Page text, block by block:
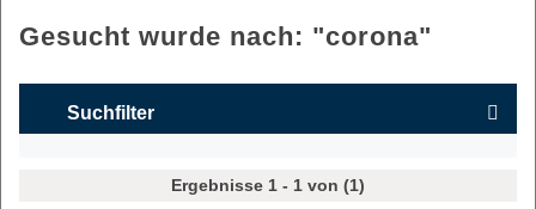
Gesucht wurde nach: "corona"
Suchfilter
Ergebnisse 1 - 1 von (1)